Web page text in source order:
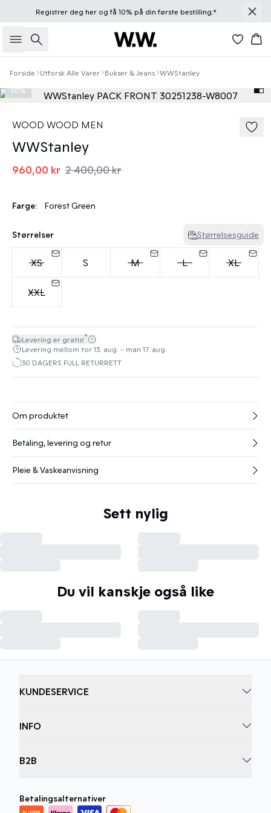
Registrer deg herog få 10% på din første bestilling.*
Søk
Forside Utforsk Alle Varer Bukser & Jeans WWStanley
60%
WOOD WOOD MEN
WWStanley
960,00 kr 2 400,00 kr
Farge: Forest Green
Størrelser Størrelsesguide
XS S M L XL
XXL
Levering er gratis!*
Levering mellom tor 13. aug. - man 17. aug.
30 DAGERS FULL RETURRETT
Om produktet
Betaling, levering og retur
Pleie & Vaskeanvisning
Sett nylig
Du vil kanskje også like
KUNDESERVICE
INFO
B2B
Betalingsalternativer